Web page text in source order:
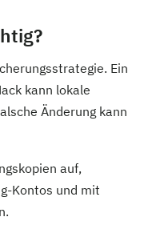
Ein
kann lokale
Änderung kann
auf,
Kontos und mit